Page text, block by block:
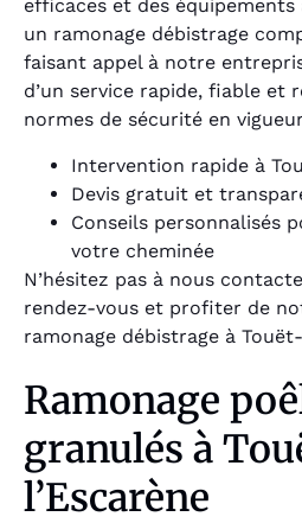
efficaces et des
un ramonage débistrage
faisant appel à notre
d’un service rapide, fiable et
normes de sécurité en
Intervention rapide à
Devis gratuit et
Conseils personnalisés
votre cheminée
N’hésitez pas à nous
rendez-vous et profiter de
ramonage débistrage à
Ramonage
granulés à
l’Escarène